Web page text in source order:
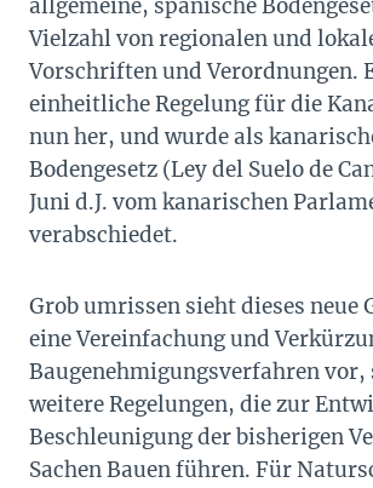
allgemeine, spanische
Vielzahl von regionalen und
Vorschriften und Verordnungen.
einheitliche Regelung für die
nun her, und wurde als
Bodengesetz (Ley del Suelo de
Juni d.J. vom kanarischen
verabschiedet.
Grob umrissen sieht dieses neue
eine Vereinfachung und
Baugenehmigungsverfahren vor,
weitere Regelungen, die zur
Beschleunigung der bisherigen
Sachen Bauen führen. Für